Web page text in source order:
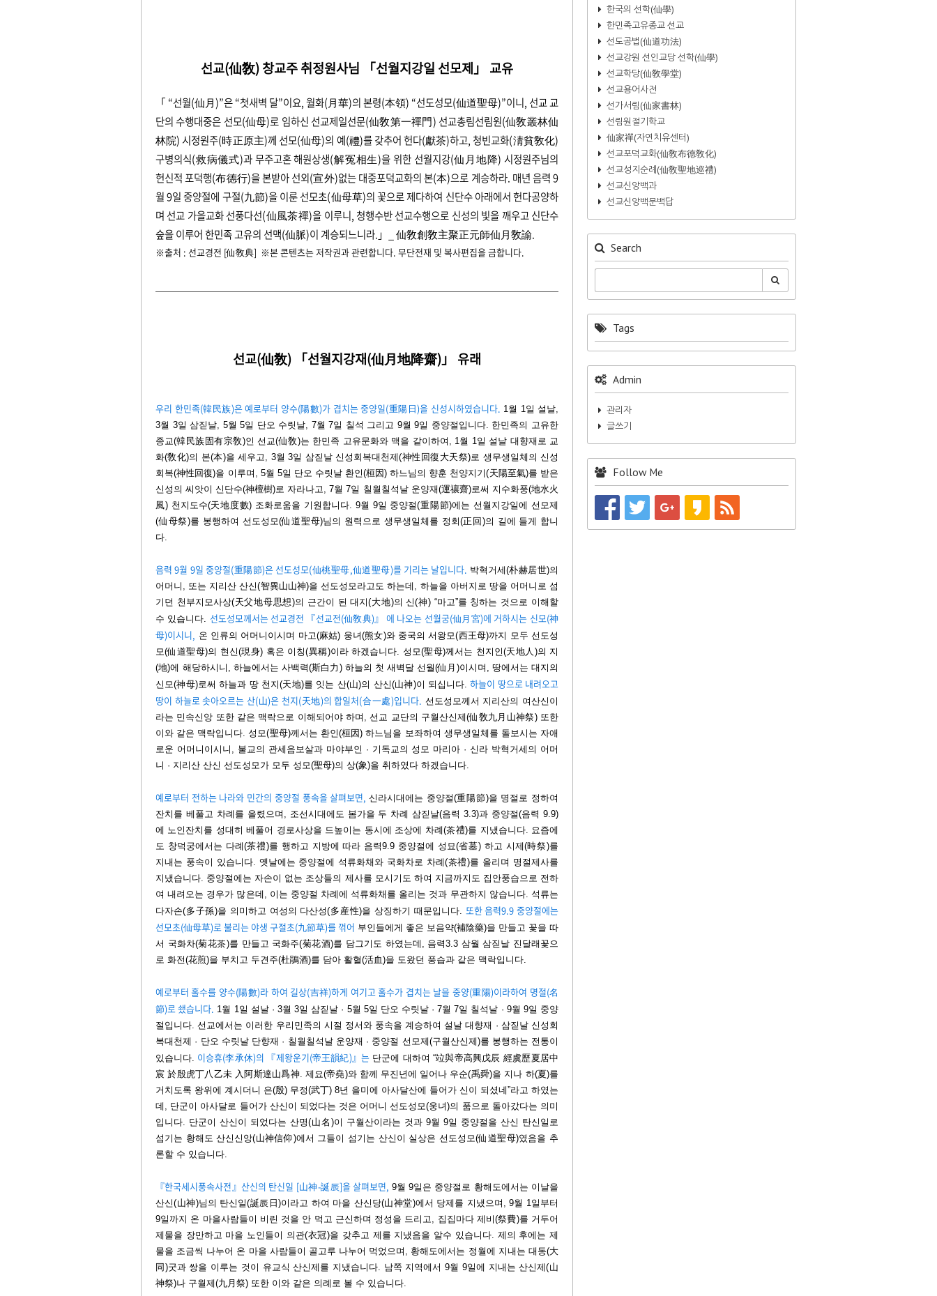
선교(仙敎) 창교주 취정원사님 「선월지강일 선모제」 교유
「 “선월(仙月)”은 “첫새벽 달”이요, 월화(月華)의 본령(本領) “선도성모(仙道聖母)”이니, 선교 교
단의 수행대중은 선모(仙母)로 임하신 선교제일선문(仙敎第一禪門) 선교총림선림원(仙敎叢林仙
林院) 시정원주(時正原主)께 선모(仙母)의 예(禮)를 갖추어 헌다(獻茶)하고, 청빈교화(淸貧敎化)
구병의식(救病儀式)과 무주고혼 해원상생(解冤相生)을 위한 선월지강(仙月地降) 시정원주님의
헌신적 포덕행(布德行)을 본받아 선외(宣外)없는 대중포덕교화의 본(本)으로 계승하라. 매년 음력 9
월 9일 중양절에 구절(九節)을 이룬 선모초(仙母草)의 꽃으로 제다하여 신단수 아래에서 헌다공양하
며 선교 가을교화 선풍다선(仙風茶禪)을 이루니, 청행수반 선교수행으로 신성의 빛을 깨우고 신단수
숲을 이루어 한민족 고유의 선맥(仙脈)이 계승되느니라.」
_ 仙敎創敎主聚正元師仙月敎諭.
※출처 : 선교경전 [仙敎典] ※본 콘텐츠는 저작권과 관련합니다. 무단전재 및 복사편집을 금합니다.
선교(仙敎) 「선월지강재(仙月地降齋)」 유래
우리 한민족(韓民族)은 예로부터 양수(陽數)가 겹치는 중양일(重陽日)을 신성시하였습니다. 1월 1일 설날,
3월 3일 삼짇날, 5월 5일 단오 수릿날, 7월 7일 칠석 그리고 9월 9일 중양절입니다. 한민족의 고유한
종교(韓民族固有宗敎)인 선교(仙敎)는 한민족 고유문화와 맥을 같이하여, 1월 1일 설날 대향재로 교
화(敎化)의 본(本)을 세우고, 3월 3일 삼짇날 신성회복대천제(神性回復大天祭)로 생무생일체의 신성
회복(神性回復)을 이루며, 5월 5일 단오 수릿날 환인(桓因) 하느님의 향훈 천양지기(天陽至氣)를 받은
신성의 씨앗이 신단수(神檀樹)로 자라나고, 7월 7일 칠월칠석날 운양재(運禳齋)로써 지수화풍(地水火
風) 천지도수(天地度數) 조화로움을 기원합니다. 9월 9일 중양절(重陽節)에는 선월지강일에 선모제
(仙母祭)를 봉행하여 선도성모(仙道聖母)님의 원력으로 생무생일체를 정회(正回)의 길에 들게 합니
다.
음력 9월 9일 중양절(重陽節)은 선도성모(仙桃聖母,仙道聖母)를 기리는 날입니다. 박혁거세(朴赫居世)의
어머니, 또는 지리산 산신(智異山山神)을 선도성모라고도 하는데, 하늘을 아버지로 땅을 어머니로 섬
기던 천부지모사상(天父地母思想)의 근간이 된 대지(大地)의 신(神) “마고”를 칭하는 것으로 이해할
수 있습니다. 선도성모께서는 선교경전 『선교전(仙敎典)』 에 나오는 선월궁(仙月宮)에 거하시는 신모(神
母)이시니, 온 인류의 어머니이시며 마고(麻姑) 웅녀(熊女)와 중국의 서왕모(西王母)까지 모두 선도성
모(仙道聖母)의 현신(現身) 혹은 이칭(異稱)이라 하겠습니다. 성모(聖母)께서는 천지인(天地人)의 지
(地)에 해당하시니, 하늘에서는 사백력(斯白力) 하늘의 첫 새벽달 선월(仙月)이시며, 땅에서는 대지의
신모(神母)로써 하늘과 땅 천지(天地)를 잇는 산(山)의 산신(山神)이 되십니다.하늘이 땅으로 내려오고
땅이 하늘로 솟아오르는 산(山)은 천지(天地)의 합일처(合一處)입니다. 선도성모께서 지리산의 여산신이
라는 민속신앙 또한 같은 맥락으로 이해되어야 하며, 선교 교단의 구월산신제(仙敎九月山神祭) 또한
이와 같은 맥락입니다. 성모(聖母)께서는 환인(桓因) 하느님을 보좌하여 생무생일체를 돌보시는 자애
로운 어머니이시니, 불교의 관세음보살과 마야부인 · 기독교의 성모 마리아 · 신라 박혁거세의 어머
니 · 지리산 산신 선도성모가 모두 성모(聖母)의 상(象)을 취하였다 하겠습니다.
예로부터 전하는 나라와 민간의 중양절 풍속을 살펴보면, 신라시대에는 중양절(重陽節)을 명절로 정하여
잔치를 베풀고 차례를 올렸으며, 조선시대에도 봄가을 두 차례 삼짇날(음력 3.3)과 중양절(음력 9.9)
에 노인잔치를 성대히 베풀어 경로사상을 드높이는 동시에 조상에 차례(茶禮)를 지냈습니다. 요즘에
도 창덕궁에서는 다례(茶禮)를 행하고 지방에 따라 음력9.9 중양절에 성묘(省墓) 하고 시제(時祭)를
지내는 풍속이 있습니다. 옛날에는 중양절에 석류화채와 국화차로 차례(茶禮)를 올리며 명절제사를
지냈습니다. 중양절에는 자손이 없는 조상들의 제사를 모시기도 하여 지금까지도 집안풍습으로 전하
여 내려오는 경우가 많은데, 이는 중양절 차례에 석류화채를 올리는 것과 무관하지 않습니다. 석류는
다자손(多子孫)을 의미하고 여성의 다산성(多産性)을 상징하기 때문입니다. 또한 음력9.9 중양절에는
선모초(仙母草)로 불리는 야생 구절초(九節草)를 꺾어 부인들에게 좋은 보음약(補陰藥)을 만들고 꽃을 따
서 국화차(菊花茶)를 만들고 국화주(菊花酒)를 담그기도 하였는데, 음력3.3 삼월 삼짇날 진달래꽃으
로 화전(花煎)을 부치고 두견주(杜鵑酒)를 담아 활혈(活血)을 도왔던 풍습과 같은 맥락입니다.
예로부터 홀수를 양수(陽數)라 하여 길상(吉祥)하게 여기고 홀수가 겹치는 날을 중양(重陽)이라하여 명절(名
節)로 쇘습니다. 1월 1일 설날 · 3월 3일 삼짇날 · 5월 5일 단오 수릿날 · 7월 7일 칠석날 · 9월 9일 중양
절입니다. 선교에서는 이러한 우리민족의 시절 정서와 풍속을 계승하여 설날 대향재 · 삼짇날 신성회
복대천제 · 단오 수릿날 단향재 · 칠월칠석날 운양재 · 중양절 선모제(구월산신제)를 봉행하는 전통이
있습니다. 이승휴(李承休)의 『제왕운기(帝王韻紀)』는 단군에 대하여 “竝與帝高興戊辰 經虞歷夏居中
宸 於殷虎丁八乙未 入阿斯達山爲神. 제요(帝堯)와 함께 무진년에 일어나 우순(禹舜)을 지나 하(夏)를
거치도록 왕위에 계시더니 은(殷) 무정(武丁) 8년 을미에 아사달산에 들어가 신이 되셨네”라고 하였는
데, 단군이 아사달로 들어가 산신이 되었다는 것은 어머니 선도성모(웅녀)의 품으로 돌아갔다는 의미
입니다. 단군이 산신이 되었다는 산명(山名)이 구월산이라는 것과 9월 9일 중양절을 산신 탄신일로
섬기는 황해도 산신신앙(山神信仰)에서 그들이 섬기는 산신이 실상은 선도성모(仙道聖母)였음을 추
론할 수 있습니다.
『한국세시풍속사전』산신의 탄신일 [山神-誕辰]을 살펴보면, 9월 9일은 중양절로 황해도에서는 이날을
산신(山神)님의 탄신일(誕辰日)이라고 하여 마을 산신당(山神堂)에서 당제를 지냈으며, 9월 1일부터
9일까지 온 마을사람들이 비린 것을 안 먹고 근신하며 정성을 드리고, 집집마다 제비(祭費)를 거두어
제물을 장만하고 마을 노인들이 의관(衣冠)을 갖추고 제를 지냈음을 알수 있습니다. 제의 후에는 제
물을 조금씩 나누어 온 마을 사람들이 골고루 나누어 먹었으며, 황해도에서는 정월에 지내는 대동(大
同)굿과 쌍을 이루는 것이 유교식 산신제를 지냈습니다. 남쪽 지역에서 9월 9일에 지내는 산신제(山
神祭)나 구월제(九月祭) 또한 이와 같은 의례로 볼 수 있습니다.
한국의 선학(仙學)
한민족고유종교 선교
선도공법(仙道功法)
선교강원 선인교당 선학(仙學)
선교학당(仙敎學堂)
선교용어사전
선가서림(仙家書林)
선림원절기학교
仙家禪(자연치유센터)
선교포덕교화(仙敎布德敎化)
선교성지순례(仙敎聖地巡禮)
선교신앙백과
선교신앙백문백답
Search
Tags
Admin
관리자
글쓰기
Follow Me